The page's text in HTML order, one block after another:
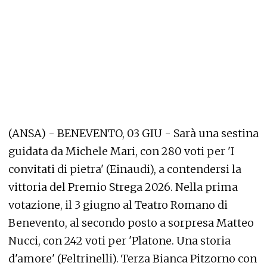
(ANSA) - BENEVENTO, 03 GIU - Sarà una sestina
guidata da Michele Mari, con 280 voti per 'I
convitati di pietra' (Einaudi), a contendersi la
vittoria del Premio Strega 2026. Nella prima
votazione, il 3 giugno al Teatro Romano di
Benevento, al secondo posto a sorpresa Matteo
Nucci, con 242 voti per 'Platone. Una storia
d'amore' (Feltrinelli). Terza Bianca Pitzorno con